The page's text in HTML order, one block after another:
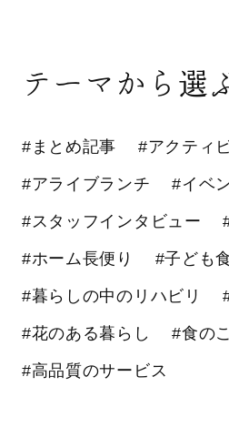
テーマから選
#まとめ記事 #アクティ
#アライブランチ #イベ
#スタッフインタビュー
#ホーム長便り #子ども
#暮らしの中のリハビリ
#花のある暮らし #食の
#高品質のサービス